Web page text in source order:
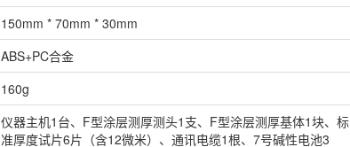
150mm * 70mm * 30mm
ABS+PC合金
160g
仪器主机1台、F型涂层测厚测头1支、F型涂层测厚基体1块、标
准厚度试片6片（含12微米）、通讯电缆1根、7号碱性电池3